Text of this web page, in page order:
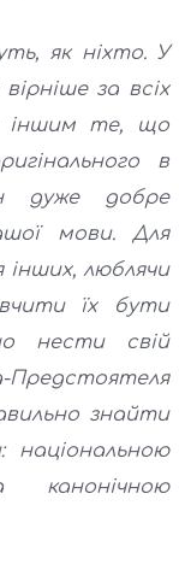
як ніхто. У
за всіх
іншим те, що
в
дуже добре
мови. Для
люблячи
їх бути
нести свій
Предстоятеля
знайти
національною